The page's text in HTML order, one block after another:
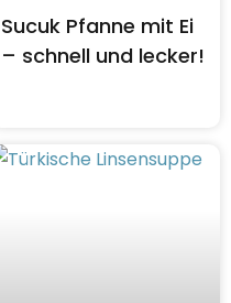
Sucuk Pfanne mit Ei
– schnell und lecker!